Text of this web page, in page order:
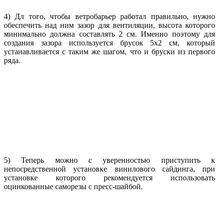
4) Дл того, чтобы ветробарьер работал правильно, нужно
обеспечить над ним зазор для вентиляции, высота которого
минимально должна составлять 2 см. Именно поэтому для
создания зазора используется брусок 5х2 см, который
устанавливается с таким же шагом, что и бруски из первого
ряда.
5) Теперь можно с уверенностью приступить к
непосредственной установке винилового сайдинга, при
установке которого рекомендуется использовать
оцинкованные саморезы с пресс-шайбой.